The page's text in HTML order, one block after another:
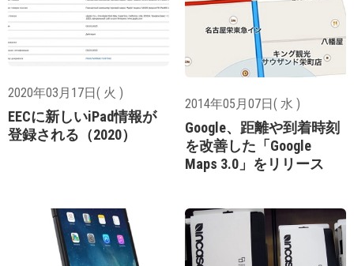
2020年03月17日( 火 )
EECに新しいiPad情報が
登録される（2020）
2014年05月07日( 水 )
Google、距離や到着時刻
を改善した「Google
Maps 3.0」をリリース